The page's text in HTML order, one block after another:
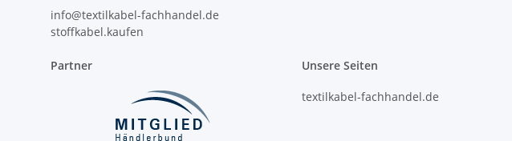
info@textilkabel-fachhandel.de
stoffkabel.kaufen
Partner Unsere Seiten
textilkabel-fachhandel.de